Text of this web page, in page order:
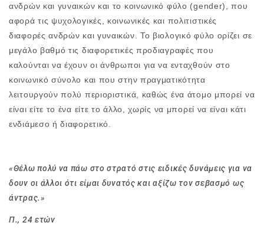
ανδρών και γυναικών και το κοινωνικό φύλο (gender), που
αφορά τις ψυχολογικές, κοινωνικές και πολιτιστικές
διαφορές ανδρών και γυναικών. Το βιολογικό φύλο ορίζει σε
μεγάλο βαθμό τις διαφορετικές προδιαγραφές που
καλούνται να έχουν οι άνθρωποι για να ενταχθούν στο
κοινωνικό σύνολο και που στην πραγματικότητα
λειτουργούν πολύ περιοριστικά, καθώς ένα άτομο μπορεί να
είναι είτε το ένα είτε το άλλο, χωρίς να μπορεί να είναι κάτι
ενδιάμεσο ή διαφορετικό.
«Θέλω πολύ να πάω στο στρατό στις ειδικές δυνάμεις για να
δουν οι άλλοι ότι είμαι δυνατός και αξίζω τον σεβασμό ως
άντρας.»
Π., 24 ετών